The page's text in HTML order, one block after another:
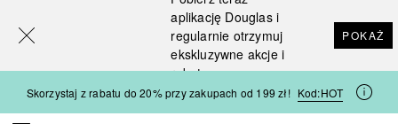
aplikację Douglas i
regularnie otrzymuj
ekskluzywne akcje i
rabaty
POKAŻ
Skorzystaj z rabatu do 20% przy zakupach od 199 zł! Kod:HOT
[navigation.slideout.screenreader]